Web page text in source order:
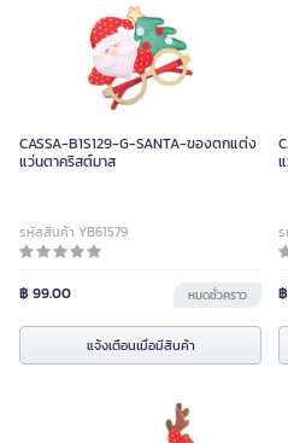
CASSA-B1S129-G-SANTA-ของตกแต่ง
แว่นตาคริสต์มาส
รหัสสินค้า YB61579
฿ 99.00 หมดชั่วคราว
แจ้งเตือนเมื่อมีสินค้า